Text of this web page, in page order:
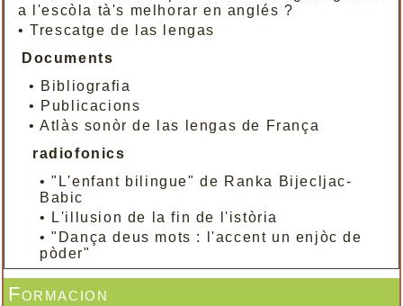
a l'escòla tà's melhorar en anglés ?
•Trescatge de las lengas
Documents
• Bibliografia
• Publicacions
•Atlàs sonòr de las lengas de França
radiofonics
•"L'enfant bilingue" de Ranka Bijecljac-
Babic
•
L'illusion de la fin de l'istòria
•"Dança deus mots : l'accent un enjòc de
pòder"
Formacion